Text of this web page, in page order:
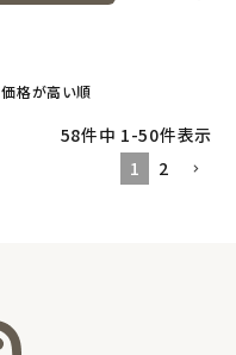
価格が高い順
58件中 1-50件表示
1
2